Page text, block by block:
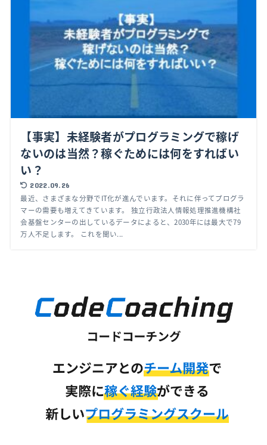
【事実】未経験者がプログラミングで稼げ
ないのは当然？稼ぐためには何をすればい
い？
2022.09.26
最近、さまざまな分野でIT化が進んでいます。それに伴ってプログラ
マーの需要も増えてきています。 独立行政法人情報処理推進機構社
会基盤センターの出しているデータによると、2030年には最大で79
万人不足します。 これを聞い...